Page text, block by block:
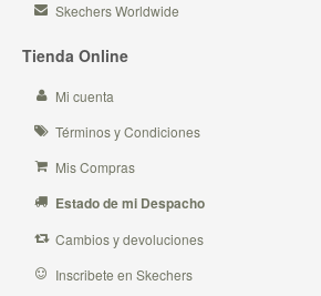
Skechers Worldwide
Tienda Online
Mi cuenta
Términos y Condiciones
Mis Compras
Estado de mi Despacho
Cambios y devoluciones
Inscribete en Skechers